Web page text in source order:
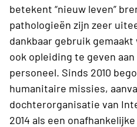
betekent “nieuw leven”
pathologieën zijn zeer
dankbaar gebruik
ook opleiding te geven
personeel. Sinds 2010
humanitaire missies,
dochterorganisatie van
2014 als een